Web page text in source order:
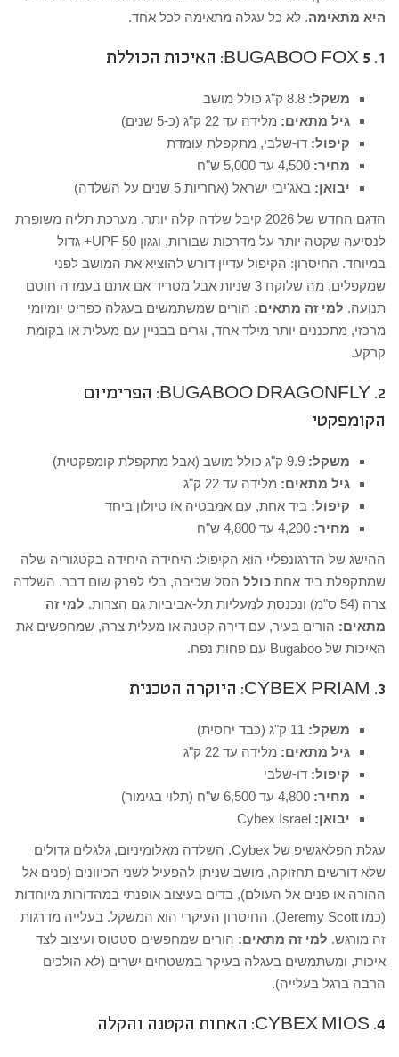
היא מתאימה. לא כל עגלה מתאימה לכל אחד.
1. BUGABOO FOX 5: האיכות הכוללת
משקל:
גיל מתאים: מלידה עד 22 ק"ג (כ-5 שנים)
קיפול: דו-שלבי, מתקפלת עומדת
מחיר:
יבואן: באג'יבי ישראל (אחריות 5 שנים על השלדה)
הדגם החדש של 2026 קיבל שלדה קלה יותר, מערכת תליה משופרת
לנסיעה שקטה יותר על מדרכות שבורות, וגגון UPF 50+ גדול
במיוחד. החיסרון: הקיפול עדיין דורש להוציא את המושב לפני
שמקפלים, מה שלוקח 3 שניות אבל מטריד אם אתם בעמדה חוסם
תנועה. למי זה מתאים: הורים שמשתמשים בעגלה כפריט יומיומי
מרכזי, מתכננים יותר מילד אחד, וגרים בבניין עם מעלית או בקומת
קרקע.
2. BUGABOO DRAGONFLY: הפרימיום
הקומפקטי
משקל:
גיל מתאים: מלידה עד 22 ק"ג
קיפול: ביד אחת, עם אמבטיה או טיולון ביחד
מחיר:
ההישג של הדרגונפליי הוא הקיפול: היחידה היחידה בקטגוריה שלה
שמתקפלת ביד אחת כולל הסל שכיבה, בלי לפרק שום דבר. השלדה
צרה (54 ס"מ) ונכנסת למעליות תל-אביביות גם הצרות.
למי זה
מתאים: הורים בעיר, עם דירה קטנה או מעלית צרה, שמחפשים את
האיכות של Bugaboo עם פחות נפח.
3. CYBEX PRIAM: היוקרה הטכנית
משקל:
גיל מתאים: מלידה עד 22 ק"ג
קיפול: דו-שלבי
מחיר:
יבואן:
עגלת הפלאגשיפ של Cybex. השלדה מאלומיניום, גלגלים גדולים
שלא דורשים תחזוקה, מושב שניתן להפעיל לשני הכיוונים (פנים אל
ההורה או פנים אל העולם), בדים בעיצוב אופנתי במהדורות מיוחדות
(כמו Jeremy Scott). החיסרון העיקרי הוא המשקל. בעלייה מדרגות
זה מורגש. למי זה מתאים: הורים שמחפשים סטטוס ועיצוב לצד
איכות, ומשתמשים בעגלה בעיקר במשטחים ישרים (לא הולכים
הרבה ברגל בעלייה).
4. CYBEX MIOS: האחות הקטנה והקלה